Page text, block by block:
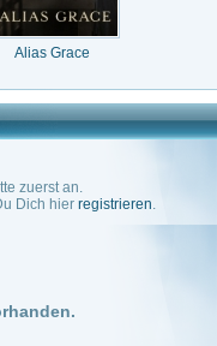
Alias Grace
zuerst an.
Dich hier registrieren.